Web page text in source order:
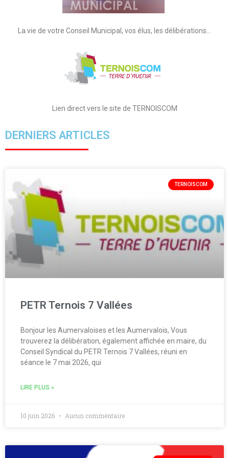
La vie de votre Conseil Municipal, vos élus, les délibérations…
Lien direct vers le site de TERNOISCOM
DERNIERS ARTICLES
TERNOISCOM
PETR Ternois 7 Vallées
Bonjour les Aumervaloises et les Aumervalois, Vous
trouverez la délibération, également affichée en maire, du
Conseil Syndical du PETR Ternois 7 Vallées, réuni en
séance le 7 mai 2026, qui
LIRE PLUS »
10 juin 2026 Aucun commentaire